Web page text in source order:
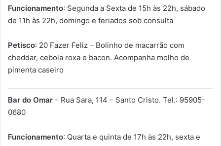
Funcionamento: Segunda a Sexta de 15h às 22h, sábado
de 11h às 22h, domingo e feriados sob consulta
Petisco: 20 Fazer Feliz – Bolinho de macarrão com
cheddar, cebola roxa e bacon. Acompanha molho de
pimenta caseiro
Bar do Omar – Rua Sara, 114 – Santo Cristo. Tel.: 95905-
0680
Funcionamento: Quarta e quinta de 17h às 22h, sexta e